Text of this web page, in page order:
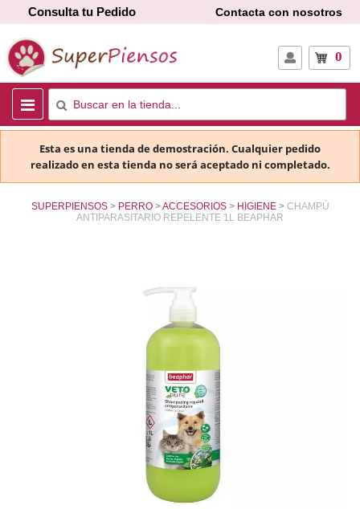
Consulta tu Pedido Contacta con nosotros
0
Esta es una tienda de demostración. Cualquier pedido
realizado en esta tienda no será aceptado ni completado.
SUPERPIENSOS PERRO ACCESORIOS HIGIENE
CHAMPÚ
ANTIPARASITARIO REPELENTE 1L BEAPHAR